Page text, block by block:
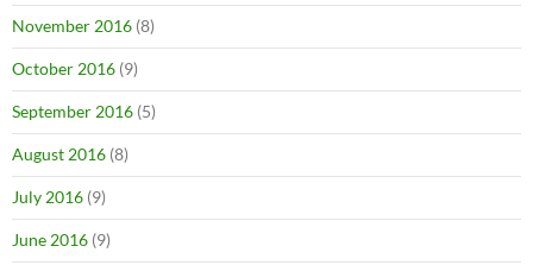
November 2016 (8)
October 2016 (9)
September 2016 (5)
August 2016 (8)
July 2016 (9)
June 2016 (9)